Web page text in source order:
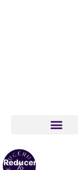
Reduceri!